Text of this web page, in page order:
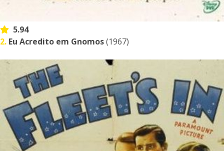
5.94
2. Eu Acredito em Gnomos(1967)